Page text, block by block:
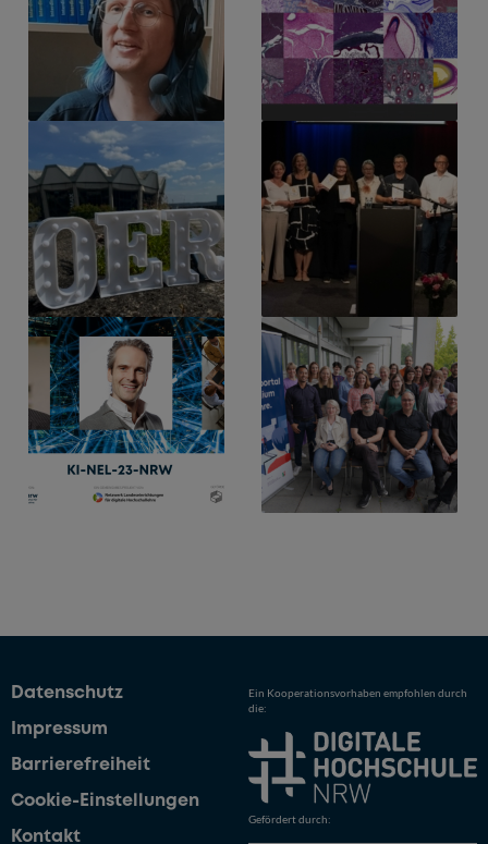
Datenschutz
Impressum
Barrierefreiheit
Cookie-Einstellungen
Kontakt
Ein Kooperationsvorhaben empfohlen durch
die:
Gefördert durch: